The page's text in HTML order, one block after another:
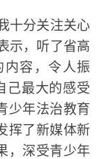
十分关注关心
示，听了省高
内容，令人振
己最大的感受
少年法治教育
挥了新媒体新
，深受青少年